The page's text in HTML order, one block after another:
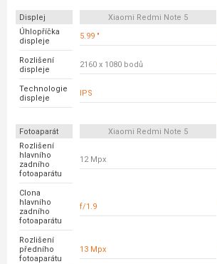
Displej Xiaomi Redmi Note 5
Úhlopříčka
displeje
5.99 "
Rozlišení
displeje
2160 x 1080 bodů
Technologie
displeje
IPS
Fotoaparát Xiaomi Redmi Note 5
Rozlišení
hlavního
zadního
fotoaparátu
12 Mpx
Clona
hlavního
zadního
fotoaparátu
f/1.9
Rozlišení
předního
fotoaparátu
13 Mpx